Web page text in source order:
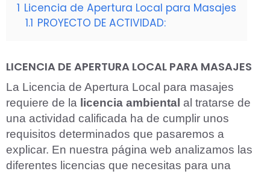
1 Licencia de Apertura Local para Masajes
1.1 PROYECTO DE ACTIVIDAD:
LICENCIA DE APERTURA LOCAL PARA MASAJES
La Licencia de Apertura Local para masajes
requiere de la licencia ambiental al tratarse de
una actividad calificada ha de cumplir unos
requisitos determinados que pasaremos a
explicar. En nuestra página web analizamos las
diferentes licencias que necesitas para una